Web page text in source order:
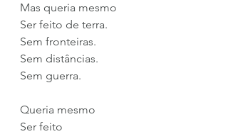
Mas queria mesmo
Ser feito de terra.
Sem fronteiras.
Sem distâncias.
Sem guerra.
Queria mesmo
Ser feito